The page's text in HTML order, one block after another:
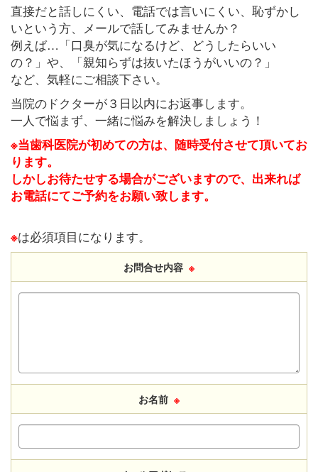
直接だと話しにくい、電話では言いにくい、恥ずかし
いという方、メールで話してみませんか？
例えば…「口臭が気になるけど、どうしたらいい
の？」や、「親知らずは抜いたほうがいいの？」
など、気軽にご相談下さい。
当院のドクターが３日以内にお返事します。
一人で悩まず、一緒に悩みを解決しましょう！
※当歯科医院が初めての方は、随時受付させて頂いてお
ります。
しかしお待たせする場合がございますので、出来れば
お電話にてご予約をお願い致します。
※は必須項目になります。
お問合せ内容 ※
お名前 ※